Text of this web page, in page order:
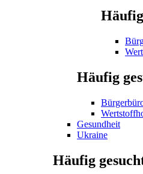
Häufig
Gesundheit
Ukraine
Häufig